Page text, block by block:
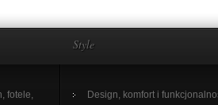
fotele,
Style
Design, komfort i